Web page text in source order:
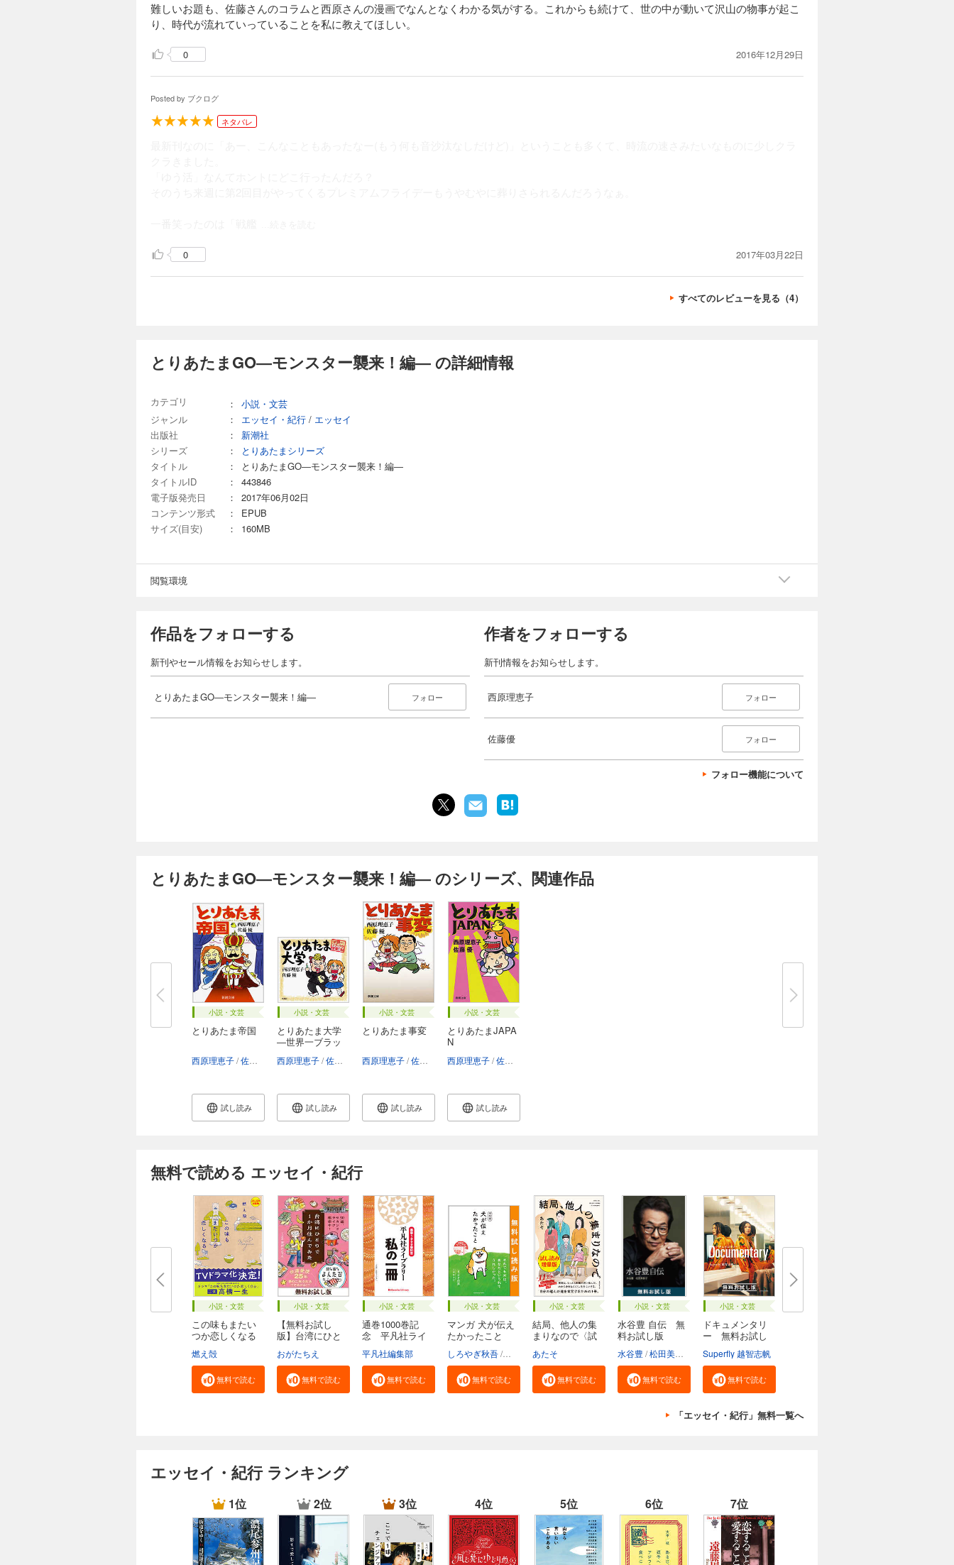
難しいお題も、佐藤さんのコラムと西原さんの漫画でなんとなくわかる気がする。これからも続けて、世の中が動いて沢山の物事が起こ
り、時代が流れていっていることを私に教えてほしい。
0 2016年12月29日
Posted by ブクログ
ネタバレ
0 2017年03月22日
すべてのレビューを見る（4）
とりあたまGO―モンスター襲来！編― の詳細情報
カテゴリ ：
小説・文芸
ジャンル
： エッセイ・紀行 / エッセイ
出版社
：
新潮社
シリーズ
：
とりあたまシリーズ
タイトル
：
とりあたまGO―モンスター襲来！編―
タイトルID
：
443846
電子版発売日
：
2017年06月02日
コンテンツ形式
：
EPUB
サイズ(目安)
： 160MB
閲覧環境
作品をフォローする
新刊やセール情報をお知らせします。
とりあたまGO―モンスター襲来！編― フォロー
作者をフォローする
新刊情報をお知らせします。
西原理恵子 フォロー
佐藤優 フォロー
フォロー機能について
とりあたまGO―モンスター襲来！編― のシリーズ、関連作品
小説・文芸
とりあたま帝国
西原理恵子 佐藤優
試し読み
小説・文芸
とりあたま大学
―世界一ブラッ
西原理恵子 佐藤優
試し読み
小説・文芸
とりあたま事変
西原理恵子 佐藤優
試し読み
小説・文芸
とりあたまJAPA
N
西原理恵子 佐藤優
試し読み
無料で読める エッセイ・紀行
小説・文芸
この味もまたい
つか恋しくなる
燃え殻
無料で読む
小説・文芸
【無料お試し
版】台湾にひと
おがたちえ
無料で読む
小説・文芸
通巻1000巻記
念 平凡社ライ
平凡社編集部
無料で読む
小説・文芸
マンガ 犬が伝え
たかったこと
しろやぎ秋吾 三浦健太
無料で読む
小説・文芸
結局、他人の集
まりなので〈試
あたそ
無料で読む
小説・文芸
水谷豊 自伝 無
料お試し版
水谷豊 松田美智子
無料で読む
小説・文芸
ドキュメンタリ
ー 無料お試し
Superfly 越智志帆
無料で読む
「エッセイ・紀行」無料一覧へ
エッセイ・紀行 ランキング
1位 2位 3位 4位 5位 6位 7位